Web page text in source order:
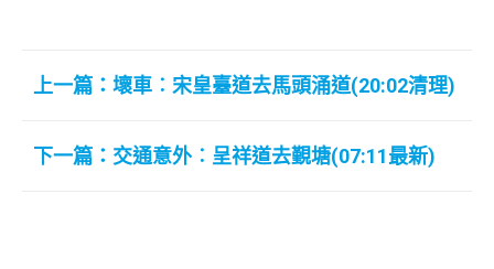
上一篇：壞車︰宋皇臺道去馬頭涌道(20:02清理)
下一篇：交通意外︰呈祥道去覲塘(07:11最新)